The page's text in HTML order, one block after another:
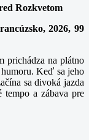
Rozkvetom
2026, 99
prichádza na plátno
Keď sa jeho
sa divoká jazda
tempo a zábava pre